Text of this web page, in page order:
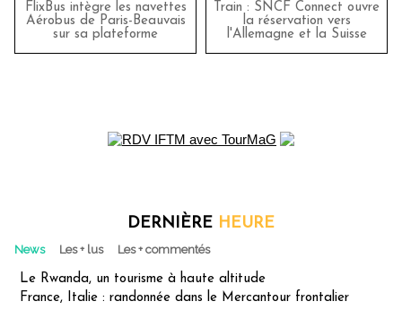
FlixBus intègre les navettes
Aérobus de Paris-Beauvais
sur sa plateforme
Train : SNCF Connect ouvre
la réservation vers
l'Allemagne et la Suisse
DERNIÈRE HEURE
News Les + lus Les + commentés
Le Rwanda, un tourisme à haute altitude
France, Italie : randonnée dans le Mercantour frontalier